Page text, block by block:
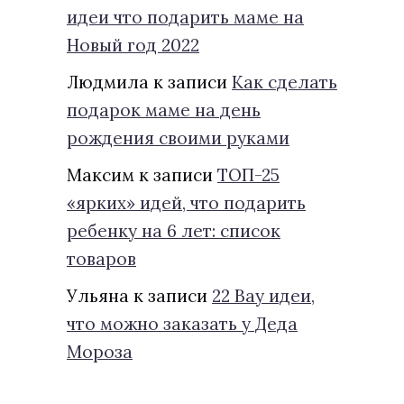
идеи что подарить маме на
Новый год 2022
Людмила к записи Как сделать
подарок маме на день
рождения своими руками
Максим к записи ТОП-25
«ярких» идей, что подарить
ребенку на 6 лет: список
товаров
Ульяна к записи 22 Вау идеи,
что можно заказать у Деда
Мороза